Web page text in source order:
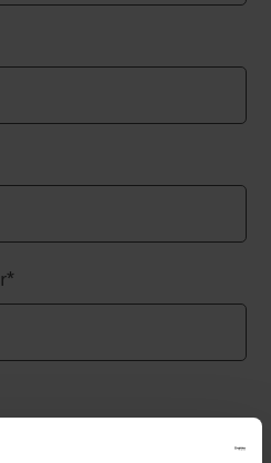
*